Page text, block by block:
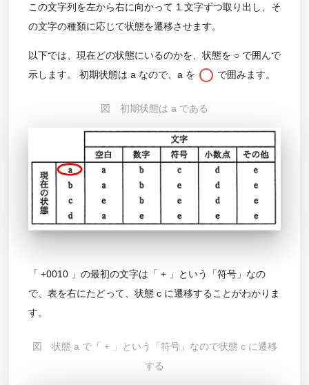
この文字列を左から右に向かって 1 文字ずつ取り出し、そ
の文字の種類に応じて状態を遷移させます。
以下では、現在どの状態にいるのかを、状態を ○ で囲んで
示します。 初期状態は a なので、a を panorama_fish_eye で囲みます。
図 初期状態は a である
「 +0010 」の最初の文字は「 + 」という「符号」なの
で、表を右にたどって、状態 c に遷移することがわかりま
す。
図 状態 a で「 + 」という「符号」なので状態 c に遷移
する